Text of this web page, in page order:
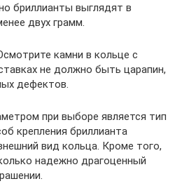
бриллианты выглядят в
двух грамм.
камни в кольце с
не должно быть царапин,
дефектов.
при выборе является тип
крепления бриллианта
вид кольца. Кроме того,
надежно драгоценный